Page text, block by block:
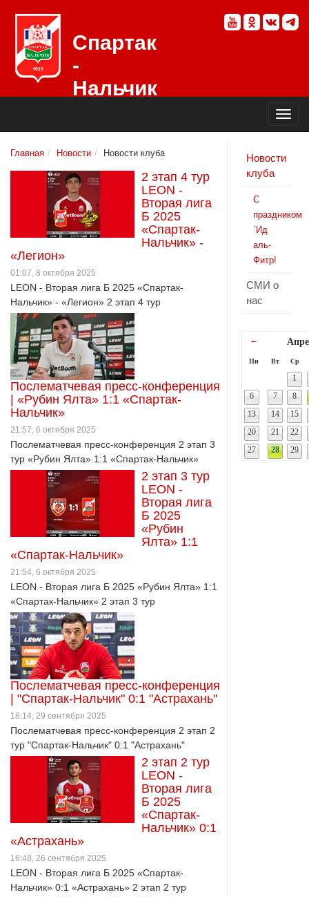
Спартак
-
Нальчик
Главная Новости Новости клуба
2 этап 4 тур
LEON -
Вторая лига
Б 2025
«Спартак-
Нальчик» -
«Легион»
01:07, 8 октября 2025
LEON - Вторая лига Б 2025 «Спартак-
Нальчик» - «Легион» 2 этап 4 тур
Послематчевая пресс-конференция
| «Рубин Ялта» 1:1 «Спартак-
Нальчик»
21:57, 6 октября 2025
Послематчевая пресс-конференция 2 этап 3
тур «Рубин Ялта» 1:1 «Спартак-Нальчик»
2 этап 3 тур
LEON -
Вторая лига
Б 2025
«Рубин
Ялта» 1:1
«Спартак-Нальчик»
21:54, 6 октября 2025
LEON - Вторая лига Б 2025 «Рубин Ялта» 1:1
«Спартак-Нальчик» 2 этап 3 тур
Послематчевая пресс-конференция
| "Спартак-Нальчик" 0:1 "Астрахань"
18:14, 29 сентября 2025
Послематчевая пресс-конференция 2 этап 2
тур "Спартак-Нальчик" 0:1 "Астрахань"
2 этап 2 тур
LEON -
Вторая лига
Б 2025
«Спартак-
Нальчик» 0:1
«Астрахань»
16:48, 26 сентября 2025
LEON - Вторая лига Б 2025 «Спартак-
Нальчик» 0:1 «Астрахань» 2 этап 2 тур
Новости
клуба
С
праздником
`Ид
аль-
Фитр!
СМИ о
нас
←
Пн Вт Ср
1
6
7
8
13
14
15
20
21
22
27
28 29